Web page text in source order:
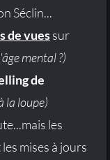
Séclin...
de vuessur
mental ?)
de
la loupe)
les
mises à jours